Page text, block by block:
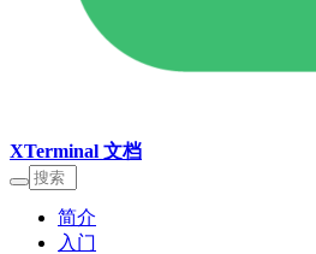
XTerminal 文档
简介
入门